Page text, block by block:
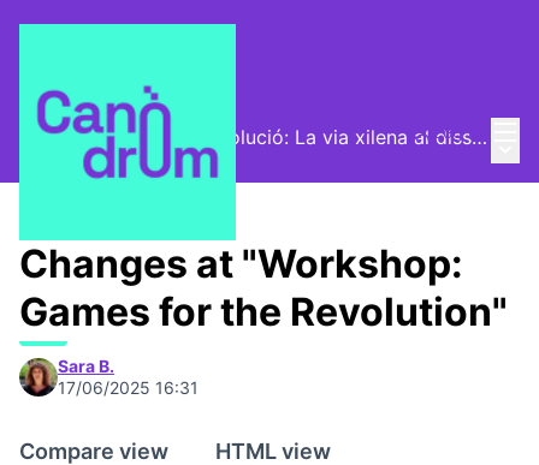
Log inCom dissenyar una revolució: La via xilena al disseny
Program
Changes at "Workshop:
Games for the Revolution"
Sara B.
17/06/2025 16:31
Compare view
HTML view